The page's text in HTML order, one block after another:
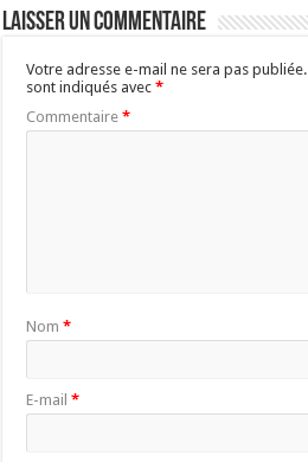
Laisser un commentaire
Votre adresse e-mail ne sera pas publiée.
sont indiqués avec*
Commentaire*
Nom*
E-mail*